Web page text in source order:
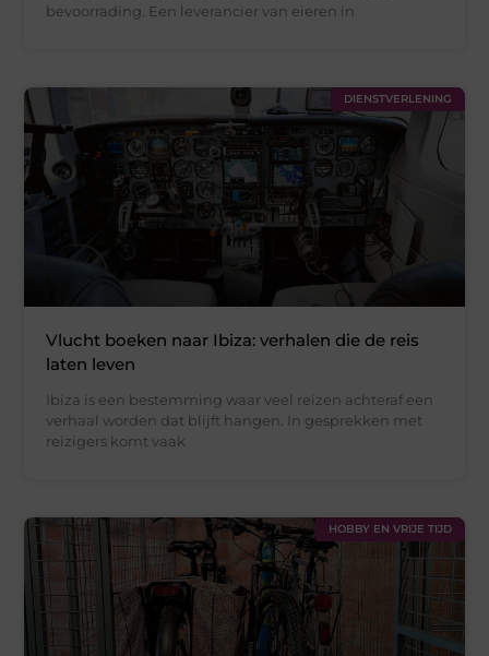
bevoorrading. Een leverancier van eieren in
DIENSTVERLENING
Vlucht boeken naar Ibiza: verhalen die de reis
laten leven
Ibiza is een bestemming waar veel reizen achteraf een
verhaal worden dat blijft hangen. In gesprekken met
reizigers komt vaak
HOBBY EN VRIJE TIJD